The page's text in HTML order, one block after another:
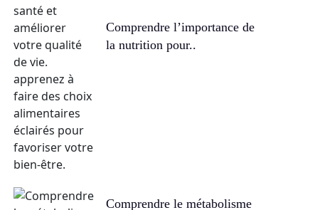
Comprendre l’importance de
la nutrition pour..
Comprendre le métabolisme